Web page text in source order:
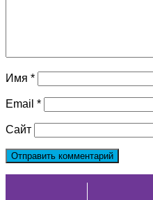
Имя *
Email *
Сайт